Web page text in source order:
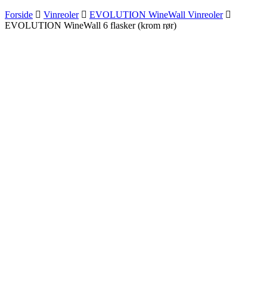
Forside
Vinreoler
EVOLUTION WineWall Vinreoler
EVOLUTION WineWall 6 flasker (krom rør)